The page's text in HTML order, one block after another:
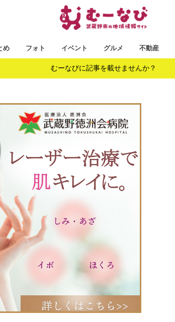
め フォト イベント グルメ 不動産
むーなびに記事を載せませんか？